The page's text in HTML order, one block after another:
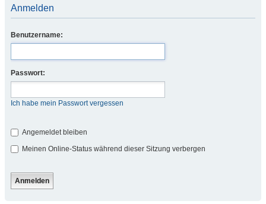
Anmelden
Benutzername:
Passwort:
Ich habe mein Passwort vergessen
Angemeldet bleiben
Meinen Online-Status während dieser Sitzung verbergen